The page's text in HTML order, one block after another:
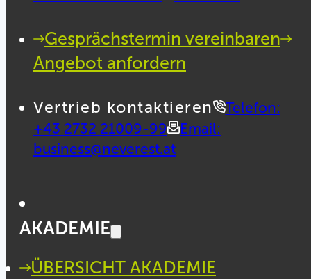
Gesprächstermin vereinbaren
Angebot anfordern
Vertrieb kontaktieren
Telefon:
+43 2732 21009-99
Email:
business@neverest.at
AKADEMIE
ÜBERSICHT AKADEMIE